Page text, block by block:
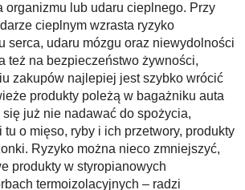
organizmu lub udaru cieplnego. Przy
cieplnym wzrasta ryzyko
serca, udaru mózgu oraz niewydolności
też na bezpieczeństwo żywności,
zakupów najlepiej jest szybko wrócić
produkty poleżą w bagażniku auta
już nie nadawać do spożycia,
o mięso, ryby i ich przetwory, produkty
Ryzyko można nieco zmniejszyć,
produkty w styropianowych
termoizolacyjnych – radzi